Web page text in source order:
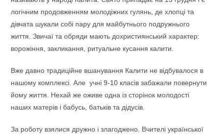
логічним продовженням молодіжних гулянь, де хлопці та
дівчата шукали собі пару для майбутнього подружнього
життя. Звичаї та обряди мають дохристиянський характер:
ворожіння, закликання, ритуальне кусання калити.
Вже давно традиційне вшанування Калити не відбувалося в
нашому комплексі. Але учні 9-10 класів забажали повернути
йому життя. Нехай же оживе одна із сторінок молодості
наших матерів і бабусь, батьків та дідусів.
За роботу взялися дружно і злагоджено. Вчителі української